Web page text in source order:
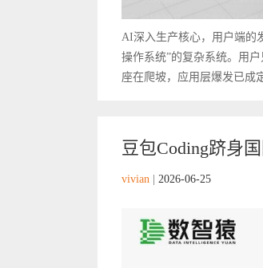
AI深入生产核心，用户端的
操作系统”的复杂系统。用
座在爬坡，应用层爆发已成
豆包Coding跻身
vivian 2026-06-25